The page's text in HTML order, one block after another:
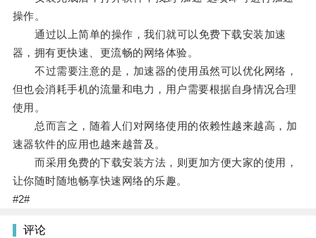
操作。
通过以上简单的操作，我们就可以免费下载安装加速
器，拥有更快速、更流畅的网络体验。
不过需要注意的是，加速器的使用虽然可以优化网络，
但也会消耗手机的流量和电力，用户需要根据自身情况合理
使用。
总而言之，随着人们对网络使用的依赖性越来越高，加
速器软件的应用也越来越普及。
而采用免费的下载安装方法，则更加方便大家的使用，
让你随时随地畅享快速网络的乐趣。
#2#
评论